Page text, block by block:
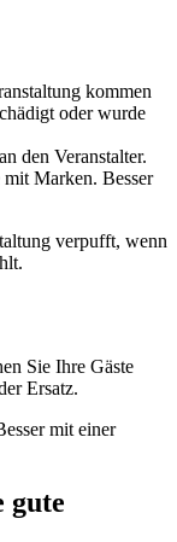
kommen
oder wurde
den Veranstalter.
verpufft, wenn
Sie Ihre Gäste
Ersatz.
gute